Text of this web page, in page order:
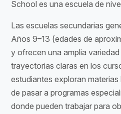
School es una escuela de
Las escuelas secundarias
Años 9–13 (edades de
y ofrecen una amplia
trayectorias claras en los
estudiantes exploran
de pasar a programas
donde pueden trabajar para